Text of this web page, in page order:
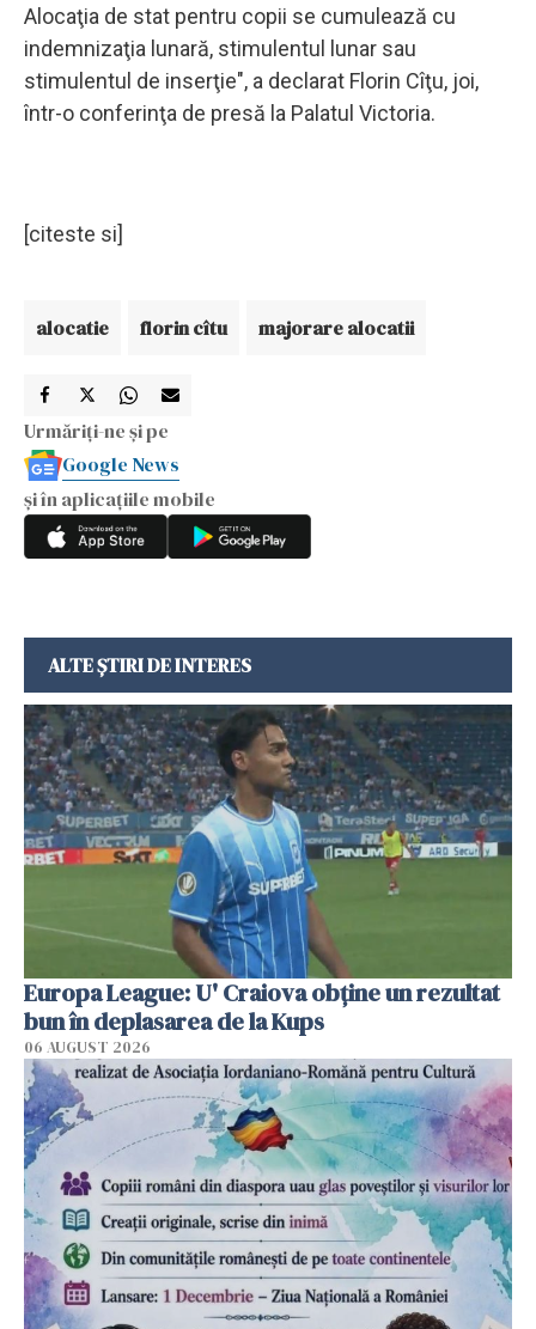
Alocaţia de stat pentru copii se cumulează cu
indemnizaţia lunară, stimulentul lunar sau
stimulentul de inserţie", a declarat Florin Cîţu, joi,
într-o conferinţa de presă la Palatul Victoria.
[citeste si]
alocatie florin cîtu majorare alocatii
Urmăriți-ne și pe
Google News
și în aplicațiile mobile
ALTE ȘTIRI DE INTERES
Europa League: U' Craiova obține un rezultat
bun în deplasarea de la Kups
06 AUGUST 2026